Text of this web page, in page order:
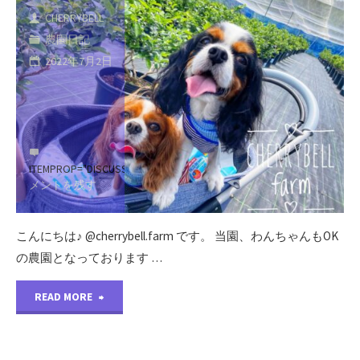
ャ
ン
ネ
ル」
さ
ん
が
取
に
CHERRYBELL
農園日記
2022年7月2日
ITEMPROP="DISCUSSIONURL"コ
メントを残す
こんにちは♪ @cherrybell.farm です。 当園、わんちゃんもOK
の農園となっております …
READ MORE